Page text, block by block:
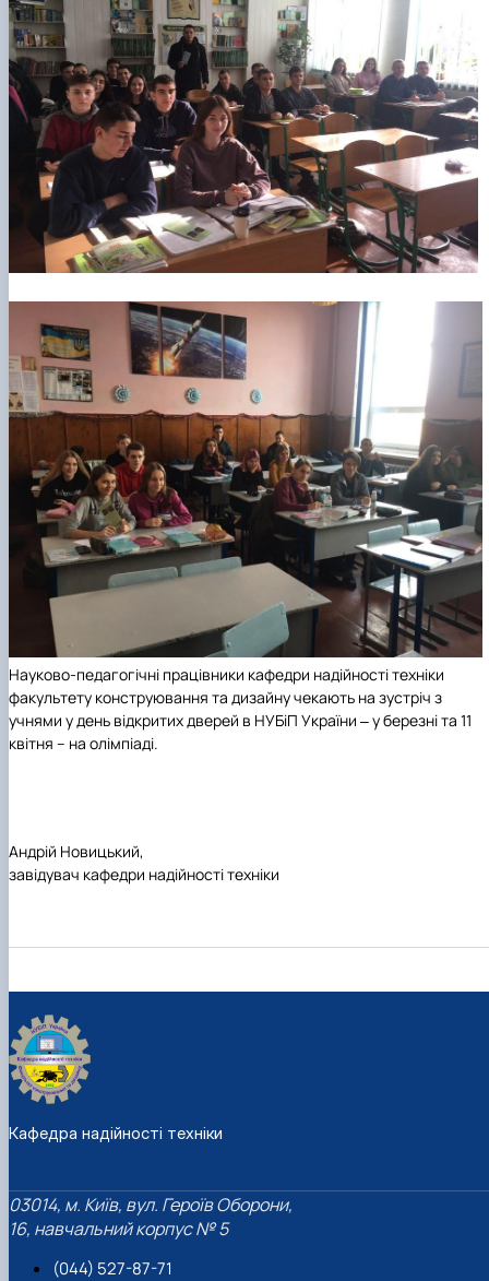
Науково-педагогічні працівники кафедри надійності техніки
факультету конструювання та дизайну чекають на зустріч з
учнями у день відкритих дверей в НУБіП України ‒ у березні та 11
квітня – на олімпіаді.
Андрій Новицький,
завідувач кафедри надійності техніки
Кафедра надійності техніки
03014, м. Київ, вул. Героїв Оборони,
16, навчальний корпус № 5
(044) 527-87-71